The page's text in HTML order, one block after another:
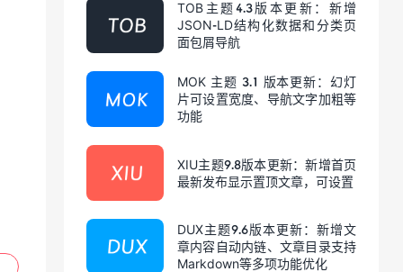
TOB主题4.3版本更新：新增
JSON-LD结构化数据和分类页
面包屑导航
MOK 主题 3.1 版本更新：幻灯
片可设置宽度、导航文字加粗等
功能
XIU主题9.8版本更新：新增首页
最新发布显示置顶文章，可设置
DUX主题9.6版本更新：新增文
章内容自动内链、文章目录支持
Markdown等多项功能优化